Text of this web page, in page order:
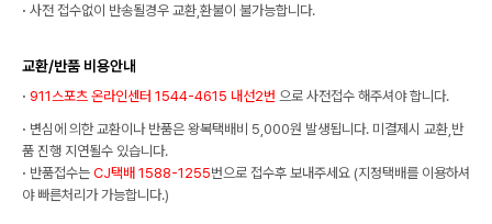
· 사전 접수없이 반송될경우 교환,환불이 불가능합니다.
교환/반품 비용안내
· 911스포츠 온라인센터 1544-4615 내선2번 으로 사전접수 해주셔야 합니다.
· 변심에 의한 교환이나 반품은 왕복택배비 5,000원 발생됩니다. 미결제시 교환,반
품 진행 지연될수 있습니다.
· 반품접수는 CJ택배 1588-1255번으로 접수후 보내주세요 (지정택배를 이용하셔
야 빠른처리가 가능합니다.)